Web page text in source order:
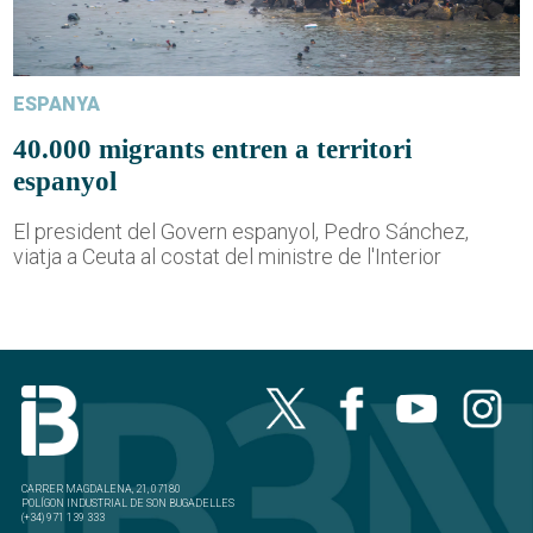
ESPANYA
40.000 migrants entren a territori
espanyol
El president del Govern espanyol, Pedro Sánchez,
viatja a Ceuta al costat del ministre de l'Interior
CARRER MAGDALENA, 21, 07180
POLÍGON INDUSTRIAL DE SON BUGADELLES
(+34) 971 139 333